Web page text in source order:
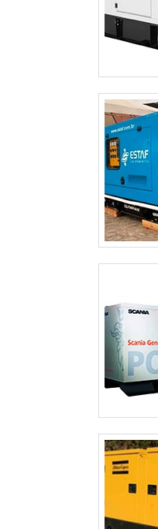
ALUGUEL GERADOR PREÇO
ALUGUEL GERADOR
ALUGUEL GERADOR DE
ALUGUEL GERADOR DE
ALUGUEL GERADOR
ALUGUEL DE GRUPO
ALUGUEL DE GRUPO DE
ALUGUEL DE GERADORES
ALUGUEL DE GERADORES
ALUGUEL DE GERADORES DE
ALUGUEL DE GERADORES
ALUGUEL DE GERADORES A
ALUGUEL DE GERADOR
ALUGUEL DE GERADOR DE
ALUGUEL DE GERADOR DE
ALUGUEL DE GERADOR DE
ALUGUEL DE GERADOR DE
ALUGUEL DE GERADOR DE
ALUGUEL DE GERADOR DE
ALUGUEL DE GERADOR DE
ALUGUEL DE GERADOR DE
ALUGUEL DE GERADOR DE